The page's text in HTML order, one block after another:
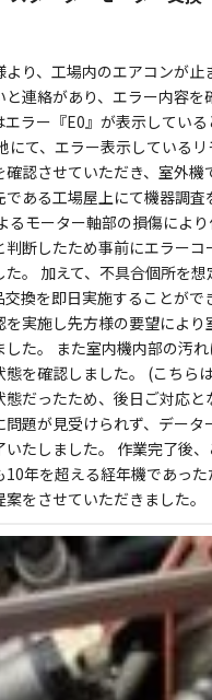
より、工場内のエアコンが止
と連絡があり、エラー内容を
エラー『E0』が表示してい
にて、エラー表示している
確認させていただき、室外機
である工場屋上にて機器調査
るモーター軸部の損傷によ
判断したため事前にエラーコ
た。 加えて、不具合個所を
交換を即日実施することがで
を実施し先方様の要望により
した。 また室内機内部の汚
態を確認しました。 (こちら
態だったため、後日ご対応と
問題が見受けられず、データ
いたしました。 作業完了後
10年を超える経年機であっ
をさせていただきました。